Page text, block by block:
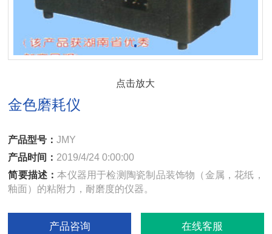
点击放大
金色磨耗仪
产品型号：JMY
产品时间： 2019/4/24 0:00:00
简要描述：本仪器用于检测陶瓷制品装饰物（金属，花纸，
釉面）的粘附力，耐磨度的仪器。
产品咨询 在线客服